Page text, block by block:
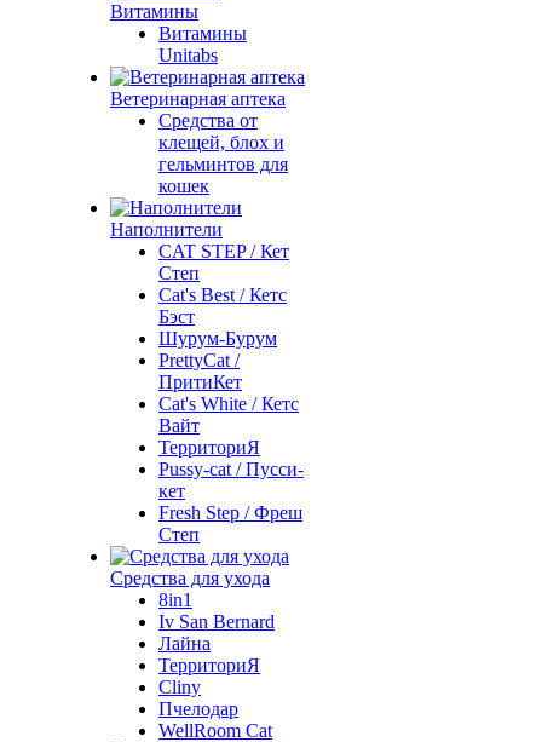
Витамины
Витамины
Unitabs
Ветеринарная аптека
Средства от
клещей, блох и
гельминтов для
кошек
Наполнители
CAT STEP / Кет
Степ
Cat's Best / Кетс
Бэст
Шурум-Бурум
PrettyCat /
ПритиКет
Cat's White / Кетс
Вайт
ТерриториЯ
Pussy-cat / Пусси-
кет
Fresh Step / Фреш
Степ
Средства для ухода
8in1
Iv San Bernard
Лайна
ТерриториЯ
Cliny
Пчелодар
WellRoom Cat